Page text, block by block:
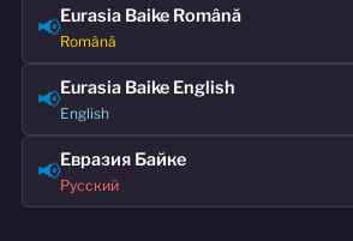
📢Eurasia Baike Română
Română
📢Eurasia Baike English
English
📢Евразия Байке
Русский